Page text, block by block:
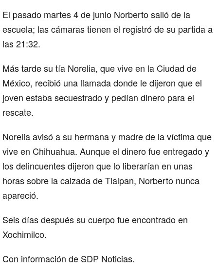
El pasado martes 4 de junio Norberto salió de la
escuela; las cámaras tienen el registró de su partida a
las 21:32.
Más tarde su tía Norelia, que vive en la Ciudad de
México, recibió una llamada donde le dijeron que el
joven estaba secuestrado y pedían dinero para el
rescate.
Norelia avisó a su hermana y madre de la víctima que
vive en Chihuahua. Aunque el dinero fue entregado y
los delincuentes dijeron que lo liberarían en unas
horas sobre la calzada de Tlalpan, Norberto nunca
apareció.
Seis días después su cuerpo fue encontrado en
Xochimilco.
Con información de SDP Noticias.